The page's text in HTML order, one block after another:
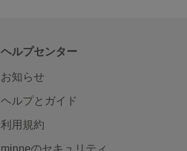
ヘルプセンター
お知らせ
ヘルプとガイド
利用規約
minneのセキュリティ